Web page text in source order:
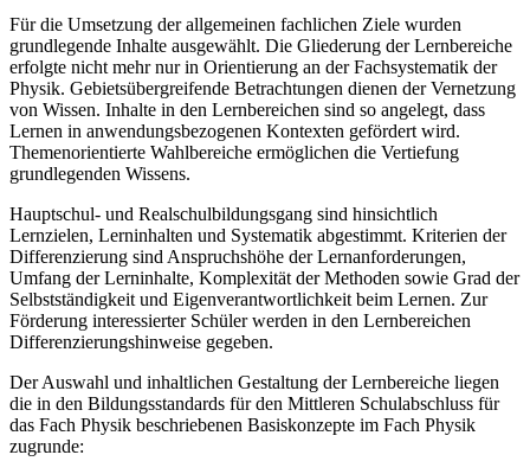
Für die Umsetzung der allgemeinen fachlichen Ziele wurden
grundlegende Inhalte ausgewählt. Die Gliederung der Lernbereiche
erfolgte nicht mehr nur in Orientierung an der Fachsystematik der
Physik. Gebietsübergreifende Betrachtungen dienen der Vernetzung
von Wissen. Inhalte in den Lernbereichen sind so angelegt, dass
Lernen in anwendungsbezogenen Kontexten gefördert wird.
Themenorientierte Wahlbereiche ermöglichen die Vertiefung
grundlegenden Wissens.
Hauptschul- und Realschulbildungsgang sind hinsichtlich
Lernzielen, Lerninhalten und Systematik abgestimmt. Kriterien der
Differenzierung sind Anspruchshöhe der Lernanforderungen,
Umfang der Lerninhalte, Komplexität der Methoden sowie Grad der
Selbstständigkeit und Eigenverantwortlichkeit beim Lernen. Zur
Förderung interessierter Schüler werden in den Lernbereichen
Differenzierungshinweise gegeben.
Der Auswahl und inhaltlichen Gestaltung der Lernbereiche liegen
die in den Bildungsstandards für den Mittleren Schulabschluss für
das Fach Physik beschriebenen Basiskonzepte im Fach Physik
zugrunde: